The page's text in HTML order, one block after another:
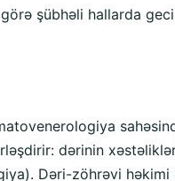
şübhəli hallarda
dərinin
Dəri-zöhrəvi həkimi